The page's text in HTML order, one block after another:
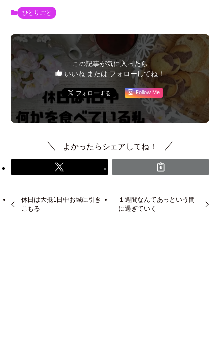
ひとりごと
この記事が気に入ったら
いいね または フォローしてね！
Follow Me
よかったらシェアしてね！
休日は大抵1日中お城に引き
こもる
１週間なんてあっという間
に過ぎていく